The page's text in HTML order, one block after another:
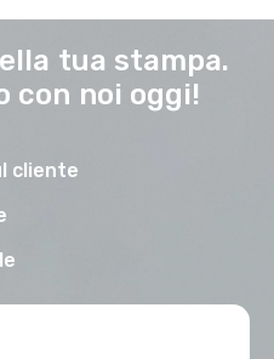
tua stampa.
con noi oggi!
cliente